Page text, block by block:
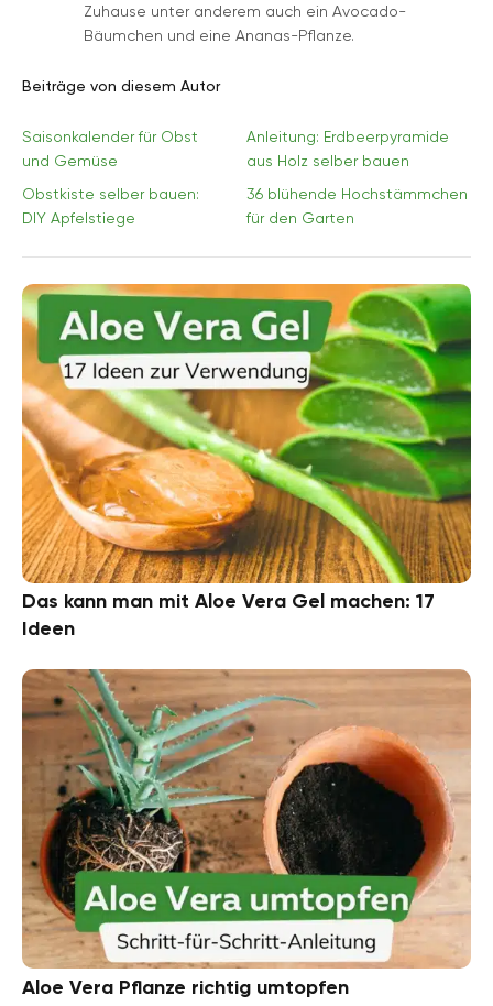
Zuhause unter anderem auch ein Avocado-
Bäumchen und eine Ananas-Pflanze.
Beiträge von diesem Autor
Saisonkalender für Obst
und Gemüse
Anleitung: Erdbeerpyramide
aus Holz selber bauen
Obstkiste selber bauen:
DIY Apfelstiege
36 blühende Hochstämmchen
für den Garten
Das kann man mit Aloe Vera Gel machen: 17
Ideen
Aloe Vera Pflanze richtig umtopfen